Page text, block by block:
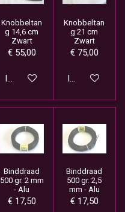
Knobbeltan
g 14,6 cm
Zwart
€ 55,00
In winkelwagen
Knobbeltan
g 21 cm
Zwart
€ 75,00
In
Binddraad
500 gr. 2 mm
- Alu
€ 17,50
Binddraad
500 gr. 2,5
mm - Alu
€ 17,50